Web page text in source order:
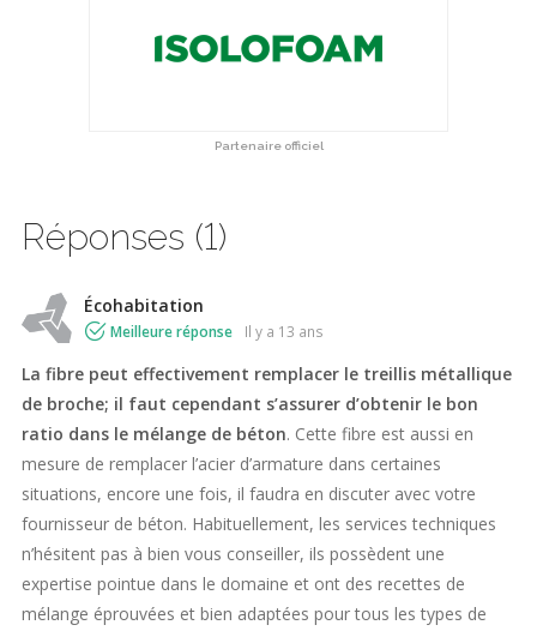
Partenaire officiel
Réponses (1)
Écohabitation
Meilleure réponse il y a 13 ans
La fibre peut effectivement remplacer le treillis métallique
de broche; il faut cependant s’assurer d’obtenir le bon
ratio dans le mélange de béton. Cette fibre est aussi en
mesure de remplacer l’acier d’armature dans certaines
situations, encore une fois, il faudra en discuter avec votre
fournisseur de béton. Habituellement, les services techniques
n’hésitent pas à bien vous conseiller, ils possèdent une
expertise pointue dans le domaine et ont des recettes de
mélange éprouvées et bien adaptées pour tous les types de